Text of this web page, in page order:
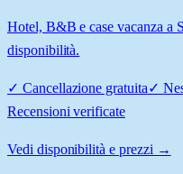
Hotel, B&B e case vacanza a
disponibilità.
✓ Cancellazione gratuita✓
Recensioni verificate
Vedi disponibilità e prezzi →